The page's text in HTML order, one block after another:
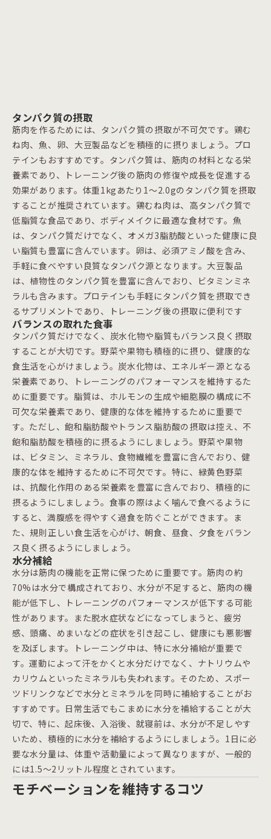
タンパク質の摂取
筋肉を作るためには、タンパク質の摂取が不可欠です。鶏む
ね肉、魚、卵、大豆製品などを積極的に摂りましょう。プロ
テインもおすすめです。タンパク質は、筋肉の材料となる栄
養素であり、トレーニング後の筋肉の修復や成長を促進する
効果があります。体重1kgあたり1〜2.0gのタンパク質を摂取
することが推奨されています。鶏むね肉は、高タンパク質で
低脂質な食品であり、ボディメイクに最適な食材です。魚
は、タンパク質だけでなく、オメガ3脂肪酸といった健康に良
い脂質も豊富に含んでいます。卵は、必須アミノ酸を含み、
手軽に食べやすい良質なタンパク源となります。大豆製品
は、植物性のタンパク質を豊富に含んでおり、ビタミンミネ
ラルも含みます。プロテインも手軽にタンパク質を摂取でき
るサプリメントであり、トレーニング後の摂取に便利です
バランスの取れた食事
タンパク質だけでなく、炭水化物や脂質もバランス良く摂取
することが大切です。野菜や果物も積極的に摂り、健康的な
食生活を心がけましょう。炭水化物は、エネルギー源となる
栄養素であり、トレーニングのパフォーマンスを維持するた
めに重要です。脂質は、ホルモンの生成や細胞膜の構成に不
可欠な栄養素であり、健康的な体を維持するために重要で
す。ただし、飽和脂肪酸やトランス脂肪酸の摂取は控え、不
飽和脂肪酸を積極的に摂るようにしましょう。野菜や果物
は、ビタミン、ミネラル、食物繊維を豊富に含んでおり、健
康的な体を維持するために不可欠です。特に、緑黄色野菜
は、抗酸化作用のある栄養素を豊富に含んでおり、積極的に
摂るようにしましょう。食事の際はよく噛んで食べるように
すると、満腹感を得やすく過食を防ぐことができます。ま
た、規則正しい食生活を心がけ、朝食、昼食、夕食をバラン
ス良く摂るようにしましょう。
水分補給
水分は筋肉の機能を正常に保つために重要です。筋肉の約
70%は水分で構成されており、水分が不足すると、筋肉の機
能が低下し、トレーニングのパフォーマンスが低下する可能
性があります。また脱水症状などになってしまうと、疲労
感、頭痛、めまいなどの症状を引き起こし、健康にも悪影響
を及ぼします。トレーニング中は、特に水分補給が重要で
す。運動によって汗をかくと水分だけでなく、ナトリウムや
カリウムといったミネラルも失われます。そのため、スポー
ツドリンクなどで水分とミネラルを同時に補給することがお
すすめです。日常生活でもこまめに水分を補給することが大
切で、特に、起床後、入浴後、就寝前は、水分が不足しやす
いため、積極的に水分を補給するようにしましょう。1日に必
要な水分量は、体重や活動量によって異なりますが、一般的
には1.5〜2リットル程度とされています。
モチベーションを維持するコツ